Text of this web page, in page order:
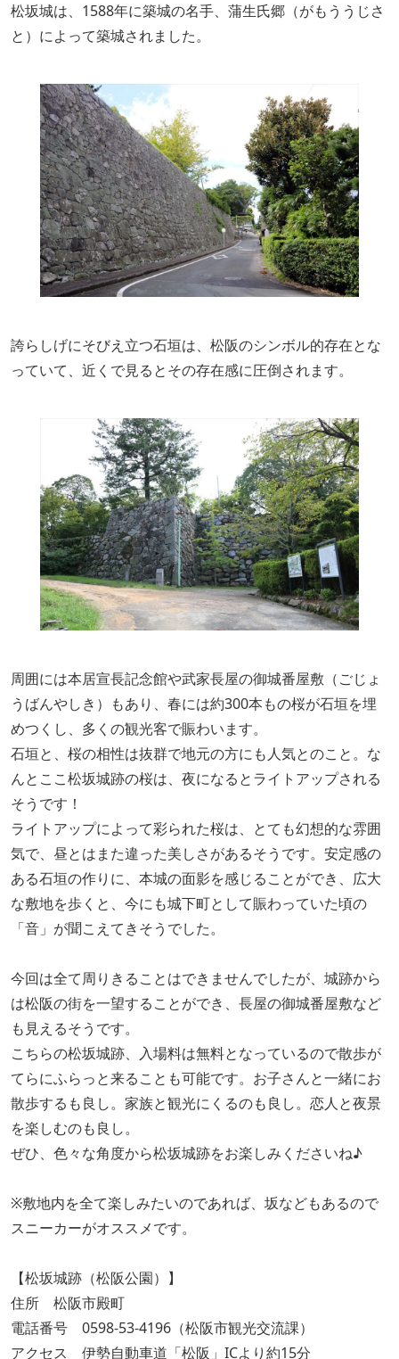
松坂城は、1588年に築城の名手、蒲生氏郷（がもううじさ
と）によって築城されました。
誇らしげにそびえ立つ石垣は、松阪のシンボル的存在とな
っていて、近くで見るとその存在感に圧倒されます。
周囲には本居宣長記念館や武家長屋の御城番屋敷（ごじょ
うばんやしき）もあり、春には約300本もの桜が石垣を埋
めつくし、多くの観光客で賑わいます。
石垣と、桜の相性は抜群で地元の方にも人気とのこと。な
んとここ松坂城跡の桜は、夜になるとライトアップされる
そうです！
ライトアップによって彩られた桜は、とても幻想的な雰囲
気で、昼とはまた違った美しさがあるそうです。安定感の
ある石垣の作りに、本城の面影を感じることができ、広大
な敷地を歩くと、今にも城下町として賑わっていた頃の
「音」が聞こえてきそうでした。
今回は全て周りきることはできませんでしたが、城跡から
は松阪の街を一望することができ、長屋の御城番屋敷など
も見えるそうです。
こちらの松坂城跡、入場料は無料となっているので散歩が
てらにふらっと来ることも可能です。お子さんと一緒にお
散歩するも良し。家族と観光にくるのも良し。恋人と夜景
を楽しむのも良し。
ぜひ、色々な角度から松坂城跡をお楽しみくださいね♪
※敷地内を全て楽しみたいのであれば、坂などもあるので
スニーカーがオススメです。
【松坂城跡（松阪公園）】
住所 松阪市殿町
電話番号 0598-53-4196（松阪市観光交流課）
アクセス 伊勢自動車道「松阪」ICより約15分